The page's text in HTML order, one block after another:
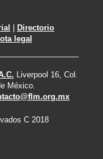
| Directorio
legal
Liverpool 16, Col.
México.
C 2018